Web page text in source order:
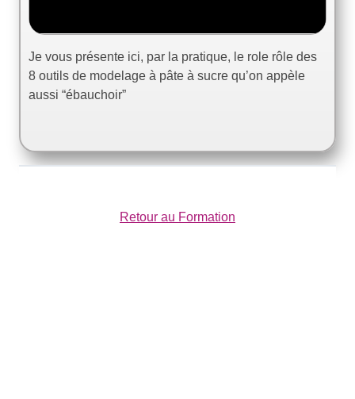
Je vous présente ici, par la pratique, le role rôle des
8 outils de modelage à pâte à sucre qu’on appèle
aussi “ébauchoir”
Retour au Formation